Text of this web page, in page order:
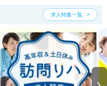
求人特集一覧